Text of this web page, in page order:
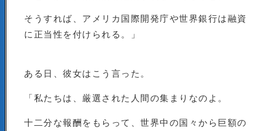
そうすれば、アメリカ国際開発庁や世界銀行は融資
に正当性を付けられる。」
ある日、彼女はこう言った。
「私たちは、厳選された人間の集まりなのよ。
十二分な報酬をもらって、世界中の国々から巨額の